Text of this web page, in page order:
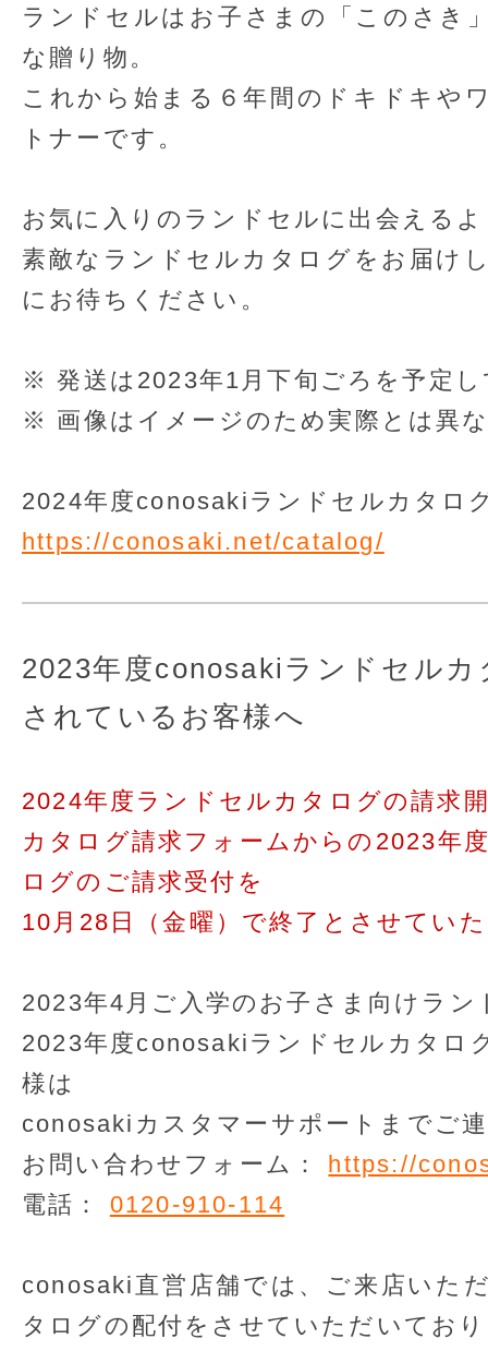
ランドセルはお子さまの「このさき
な贈り物。
これから始まる６年間のドキドキや
トナーです。
お気に入りのランドセルに出会える
素敵なランドセルカタログをお届け
にお待ちください。
※ 発送は2023年1月下旬ごろを予定
※ 画像はイメージのため実際とは異
2024年度conosakiランドセルカタロ
https://conosaki.net/catalog/
2023年度conosakiランドセル
されているお客様へ
2024年度ランドセルカタログの請求
カタログ請求フォームからの2023年
ログのご請求受付を
10月28日（金曜）で終了とさせてい
2023年4月ご入学のお子さま向けラン
2023年度conosakiランドセルカタロ
様は
conosakiカスタマーサポートまでご
お問い合わせフォーム： https://
電話： 0120-910-114
conosaki直営店舗では、ご来店いた
タログの配付をさせていただいてお